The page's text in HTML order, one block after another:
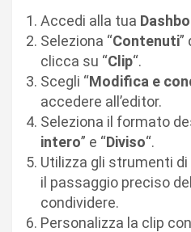
Accedi alla tua
Seleziona “Contenuti”
clicca su “Clip“.
Scegli “Modifica e
accedere all’editor.
Seleziona il formato
intero” e “Diviso“.
Utilizza gli strumenti
il passaggio preciso
condividere.
Personalizza la clip